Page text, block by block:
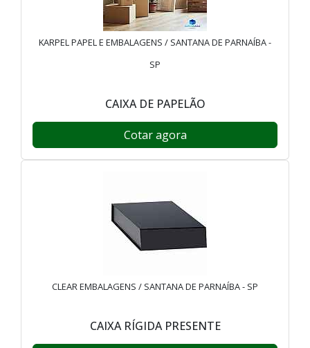
KARPEL PAPEL E EMBALAGENS / SANTANA DE PARNAÍBA -
SP
CAIXA DE PAPELÃO
Cotar agora
CLEAR EMBALAGENS / SANTANA DE PARNAÍBA - SP
CAIXA RÍGIDA PRESENTE